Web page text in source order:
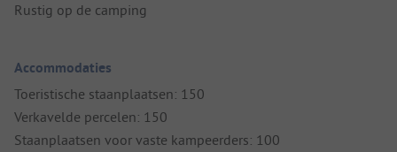
Rustig op de camping
Accommodaties
Toeristische staanplaatsen: 150
Verkavelde percelen: 150
Staanplaatsen voor vaste kampeerders: 100